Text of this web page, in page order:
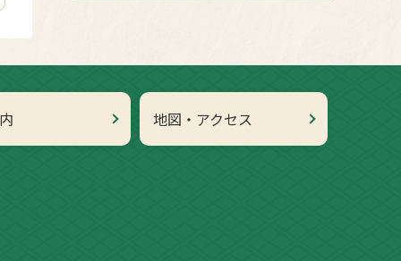
地図・アクセス